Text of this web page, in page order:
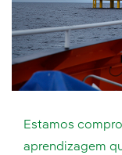
Estamos
aprendizagem